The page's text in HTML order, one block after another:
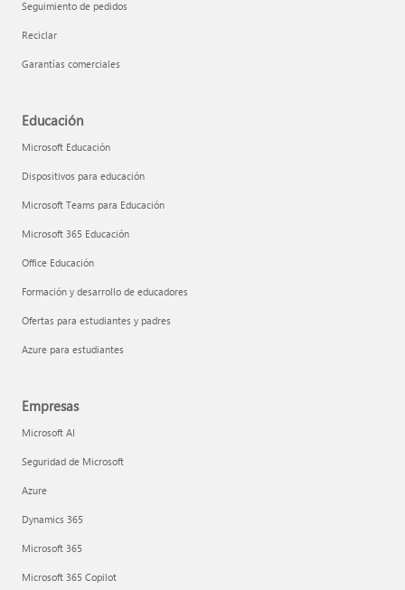
Seguimiento de pedidos
Reciclar
Garantías comerciales
Educación
Microsoft Educación
Dispositivos para educación
Microsoft Teams para Educación
Microsoft 365 Educación
Office Educación
Formación y desarrollo de educadores
Ofertas para estudiantes y padres
Azure para estudiantes
Empresas
Microsoft AI
Seguridad de Microsoft
Azure
Dynamics 365
Microsoft 365
Microsoft 365 Copilot